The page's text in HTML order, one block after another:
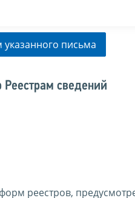
письма
сведений
реестров,